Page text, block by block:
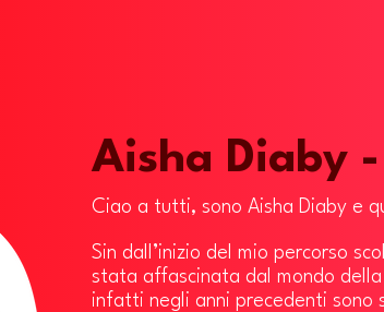
Ciao a tutti, sono Aisha Diaby e
Sin dall’inizio del mio percorso
stata affascinata dal mondo
infatti negli anni precedenti sono
Aisha Diaby -